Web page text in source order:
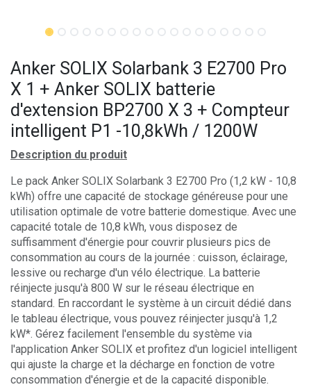
Anker SOLIX Solarbank 3 E2700 Pro
X 1 + Anker SOLIX batterie
d'extension BP2700 X 3 + Compteur
intelligent P1 -10,8kWh / 1200W
Description du produit
Le pack Anker SOLIX Solarbank 3 E2700 Pro (1,2 kW - 10,8
kWh) offre une capacité de stockage généreuse pour une
utilisation optimale de votre batterie domestique. Avec une
capacité totale de 10,8 kWh, vous disposez de
suffisamment d'énergie pour couvrir plusieurs pics de
consommation au cours de la journée : cuisson, éclairage,
lessive ou recharge d'un vélo électrique. La batterie
réinjecte jusqu'à 800 W sur le réseau électrique en
standard. En raccordant le système à un circuit dédié dans
le tableau électrique, vous pouvez réinjecter jusqu'à 1,2
kW*. Gérez facilement l'ensemble du système via
l'application Anker SOLIX et profitez d'un logiciel intelligent
qui ajuste la charge et la décharge en fonction de votre
consommation d'énergie et de la capacité disponible.